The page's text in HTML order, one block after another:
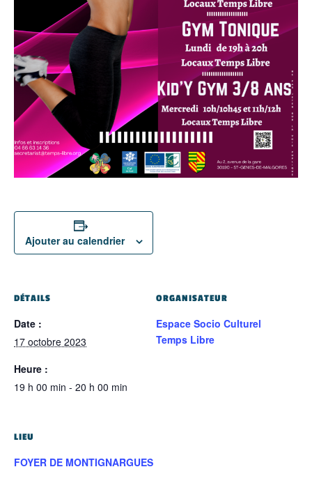
Ajouter au calendrier
DÉTAILS
Date :
17 octobre 2023
Heure :
19 h 00 min - 20 h 00 min
ORGANISATEUR
Espace Socio Culturel
Temps Libre
LIEU
FOYER DE MONTIGNARGUES